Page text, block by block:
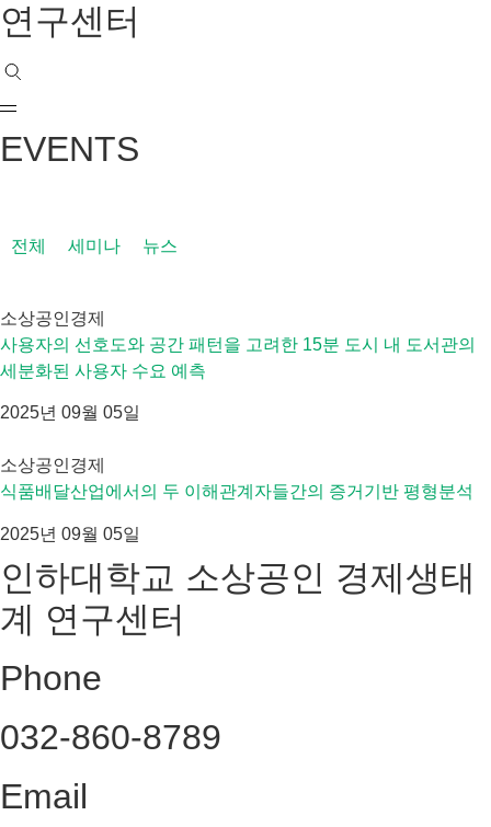
연구센터
EVENTS
전체 세미나 뉴스
소상공인경제
사용자의 선호도와 공간 패턴을 고려한 15분 도시 내 도서관의
세분화된 사용자 수요 예측
2025년 09월 05일
소상공인경제
식품배달산업에서의 두 이해관계자들간의 증거기반 평형분석
2025년 09월 05일
인하대학교 소상공인 경제생태
계 연구센터
Phone
032-860-8789
Email